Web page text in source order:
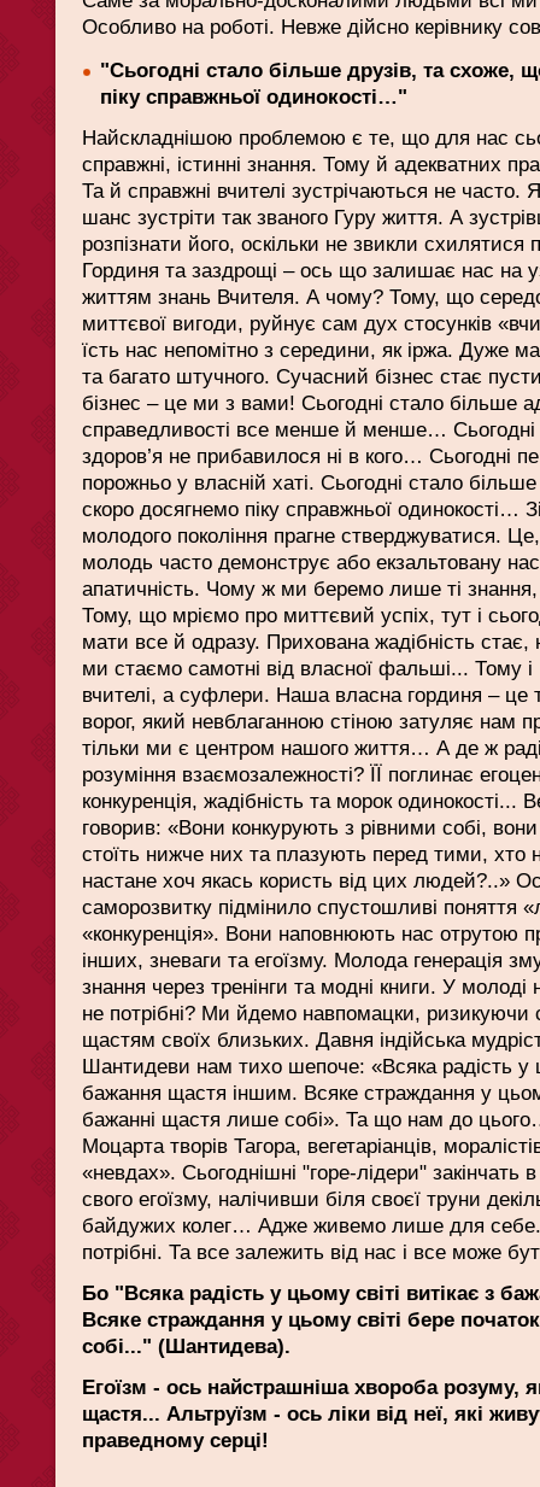
Особливо на роботі. Невже дійсно керівнику
"Сьогодні стало більше друзів, та схоже,
піку справжньої одинокості…"
Найскладнішою проблемою є те, що для нас
справжні, істинні знання. Тому й адекватних
Та й справжні вчителі зустрічаються не часто.
шанс зустріти так званого Гуру життя. А
розпізнати його, оскільки не звикли
Гординя та заздрощі – ось що залишає нас на
життям знань Вчителя. А чому? Тому, що
миттєвої вигоди, руйнує сам дух стосунків
їсть нас непомітно з середини, як іржа. Дуже
та багато штучного. Сучасний бізнес стає
бізнес – це ми з вами! Сьогодні стало більше
справедливості все менше й менше… Сьогодні
здоров’я не прибавилося ні в кого… Сьогодні
порожньо у власній хаті. Сьогодні стало
скоро досягнемо піку справжньої одинокості…
молодого покоління прагне стверджуватися.
молодь часто демонструє або екзальтовану
апатичність. Чому ж ми беремо лише ті знання,
Тому, що мріємо про миттєвий успіх, тут і
мати все й одразу. Прихована жадібність
ми стаємо самотні від власної фальші... Тому і
вчителі, а суфлери. Наша власна гординя – це
ворог, який невблаганною стіною затуляє нам
тільки ми є центром нашого життя… А де ж
розуміння взаємозалежності? ЇЇ поглинає
конкуренція, жадібність та морок
говорив: «Вони конкурують з рівними собі,
стоїть нижче них та плазують перед тими,
настане хоч якась користь від цих людей?..»
саморозвитку підмінило спустошливі поняття
«конкуренція». Вони наповнюють нас отрутою
інших, зневаги та егоїзму. Молода генерація
знання через тренінги та модні книги. У
не потрібні? Ми йдемо навпомацки, ризикуючи
щастям своїх близьких. Давня індійська
Шантидеви нам тихо шепоче: «Всяка радість у
бажання щастя іншим. Всяке страждання у
бажанні щастя лише собі». Та що нам до
Моцарта творів Тагора, вегетаріанців,
«невдах». Сьогоднішні "горе-лідери" закінчать
свого егоїзму, налічивши біля своєї труни
байдужих колег… Адже живемо лише для
потрібні. Та все залежить від нас і все може
Бо "Всяка радість у цьому світі витікає з
Всяке страждання у цьому світі бере
собі..." (Шантидева).
Егоїзм - ось найстрашніша хвороба розуму,
щастя... Альтруїзм - ось ліки від неї, які
праведному серці!